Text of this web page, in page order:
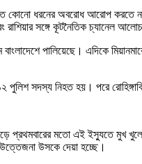
কোনো ধরনের অবরোধ আরোপ করতে
সঙ্গে কূটনৈতিক চ্যানেল
পালিয়েছে। এদিকে
সদস্য নিহত হয়। পরে
প্রথমবারের মতো এই ইস্যুতে মুখ
উত্তেজনা উসকে দেয়া হচ্ছে।